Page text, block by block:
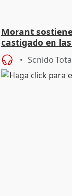
Morant
castigado en
cambio"
Sonido